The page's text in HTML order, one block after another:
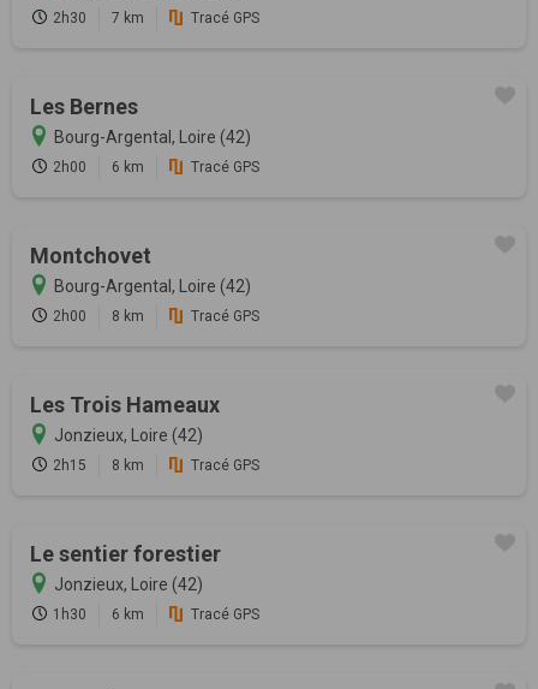
2h30 7 km Tracé GPS
Les Bernes
Bourg-Argental, Loire (42)
2h00 6 km Tracé GPS
Montchovet
Bourg-Argental, Loire (42)
2h00 8 km Tracé GPS
Les Trois Hameaux
Jonzieux, Loire (42)
2h15 8 km Tracé GPS
Le sentier forestier
Jonzieux, Loire (42)
1h30 6 km Tracé GPS